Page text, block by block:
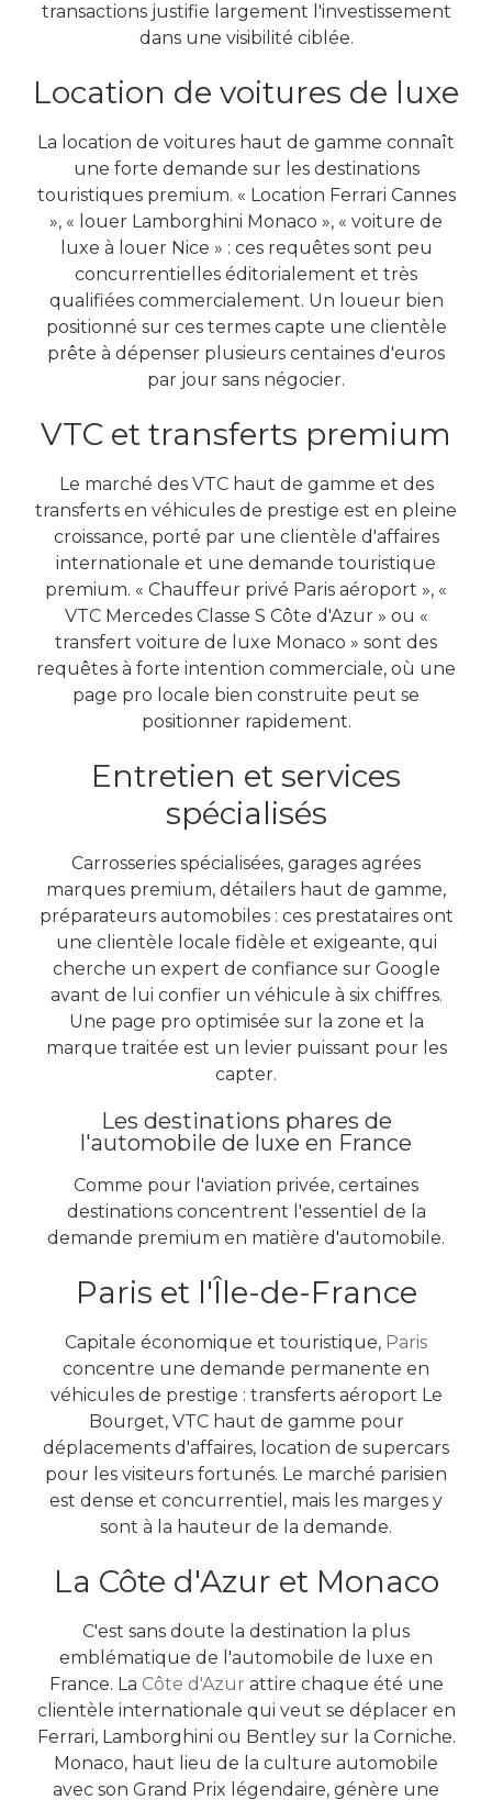
transactions justifie largement l'investissement
dans une visibilité ciblée.
Location de voitures de luxe
La location de voitures haut de gamme connaît
une forte demande sur les destinations
touristiques premium. « Location Ferrari Cannes
», « louer Lamborghini Monaco », « voiture de
luxe à louer Nice » : ces requêtes sont peu
concurrentielles éditorialement et très
qualifiées commercialement. Un loueur bien
positionné sur ces termes capte une clientèle
prête à dépenser plusieurs centaines d'euros
par jour sans négocier.
VTC et transferts premium
Le marché des VTC haut de gamme et des
transferts en véhicules de prestige est en pleine
croissance, porté par une clientèle d'affaires
internationale et une demande touristique
premium. « Chauffeur privé Paris aéroport », «
VTC Mercedes Classe S Côte d'Azur » ou «
transfert voiture de luxe Monaco » sont des
requêtes à forte intention commerciale, où une
page pro locale bien construite peut se
positionner rapidement.
Entretien et services
spécialisés
Carrosseries spécialisées, garages agrées
marques premium, détailers haut de gamme,
préparateurs automobiles : ces prestataires ont
une clientèle locale fidèle et exigeante, qui
cherche un expert de confiance sur Google
avant de lui confier un véhicule à six chiffres.
Une page pro optimisée sur la zone et la
marque traitée est un levier puissant pour les
capter.
Les destinations phares de
l'automobile de luxe en France
Comme pour l'aviation privée, certaines
destinations concentrent l'essentiel de la
demande premium en matière d'automobile.
Paris et l'Île-de-France
Capitale économique et touristique, Paris
concentre une demande permanente en
véhicules de prestige : transferts aéroport Le
Bourget, VTC haut de gamme pour
déplacements d'affaires, location de supercars
pour les visiteurs fortunés. Le marché parisien
est dense et concurrentiel, mais les marges y
sont à la hauteur de la demande.
La Côte d'Azur et Monaco
C'est sans doute la destination la plus
emblématique de l'automobile de luxe en
France. La Côte d'Azur attire chaque été une
clientèle internationale qui veut se déplacer en
Ferrari, Lamborghini ou Bentley sur la Corniche.
Monaco, haut lieu de la culture automobile
avec son Grand Prix légendaire, génère une